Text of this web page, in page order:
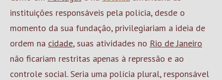
instituições responsáveis pela polícia, desde o
momento da sua fundação, privilegiariam a ideia de
ordem na cidade, suas atividades no Rio de Janeiro
não ficariam restritas apenas à repressão e ao
controle social. Seria uma polícia plural, responsável